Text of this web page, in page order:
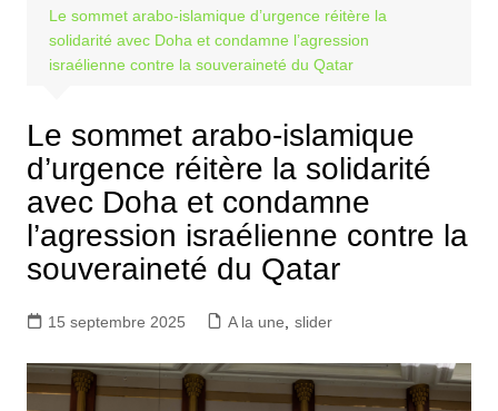
Le sommet arabo-islamique d’urgence réitère la
solidarité avec Doha et condamne l’agression
israélienne contre la souveraineté du Qatar
Le sommet arabo-islamique
d’urgence réitère la solidarité
avec Doha et condamne
l’agression israélienne contre la
souveraineté du Qatar
15 septembre 2025 A la une slider